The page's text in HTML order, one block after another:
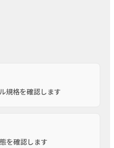
規格を確認します
を確認します